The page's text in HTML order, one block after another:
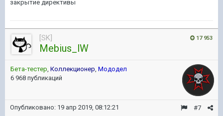
закрытие директивы
17 953
[SK]
Mebius_lW
Бета-тестер, Коллекционер, Мододел
6 968 публикаций
#7
Опубликовано: 19 апр 2019, 08:12:21